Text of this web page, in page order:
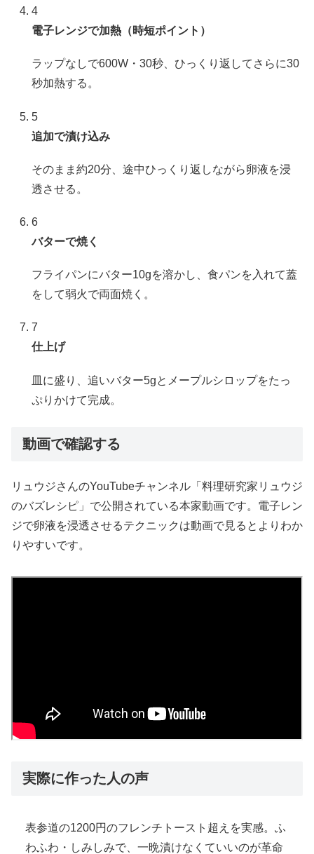
4
電子レンジで加熱（時短ポイント）
ラップなしで600W・30秒、ひっくり返してさらに30
秒加熱する。
5
追加で漬け込み
そのまま約20分、途中ひっくり返しながら卵液を浸
透させる。
6
バターで焼く
フライパンにバター10gを溶かし、食パンを入れて蓋
をして弱火で両面焼く。
7
仕上げ
皿に盛り、追いバター5gとメープルシロップをたっ
ぷりかけて完成。
動画で確認する
リュウジさんのYouTubeチャンネル「料理研究家リュウジ
のバズレシピ」で公開されている本家動画です。電子レン
ジで卵液を浸透させるテクニックは動画で見るとよりわか
りやすいです。
実際に作った人の声
表参道の1200円のフレンチトースト超えを実感。ふ
わふわ・しみしみで、一晩漬けなくていいのが革命